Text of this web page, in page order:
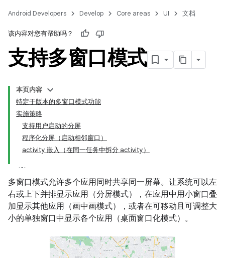
Android Developers Develop Core areas UI 文档
该内容对您有帮助吗？
支持多窗口模式
本页内容
特定于版本的多窗口模式功能
实施策略
支持用户启动的分屏
程序化分屏（启动相邻窗口）
activity 嵌入（在同一任务中拆分 activity）
多窗口模式允许多个应用同时共享同一屏幕。让系统可以左
右或上下并排显示应用（分屏模式），在应用中用小窗口叠
加显示其他应用（画中画模式），或者在可移动且可调整大
小的单独窗口中显示各个应用（桌面窗口化模式）。